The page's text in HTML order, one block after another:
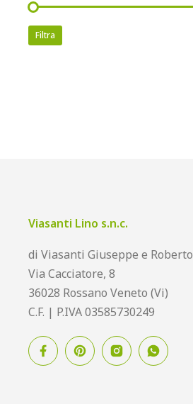
Filtra
Viasanti Lino s.n.c.
di Viasanti Giuseppe e Roberto
Via Cacciatore, 8
36028 Rossano Veneto (Vi)
C.F. | P.IVA 03585730249